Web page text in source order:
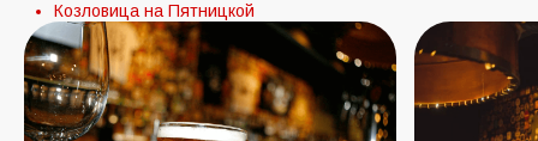
Козловица на Пятницкой